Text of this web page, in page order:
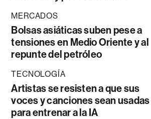
MERCADOS
Bolsas asiáticas suben pese a
tensiones en Medio Oriente y al
repunte del petróleo
TECNOLOGÍA
Artistas se resisten a que sus
voces y canciones sean usadas
para entrenar a la IA